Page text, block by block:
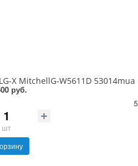
X MitchellG-W5611D 53014mua
руб.
шт